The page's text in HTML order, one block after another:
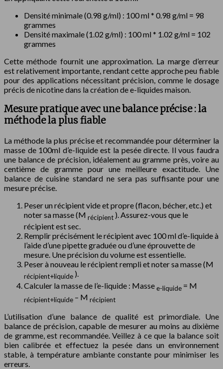
Densité minimale (0.98 g/ml) : 100 ml * 0.98 g/ml = 98
grammes
Densité maximale (1.02 g/ml) : 100 ml * 1.02 g/ml = 102
grammes
Cette méthode fournit une approximation. La marge d’erreur
est relativement importante, rendant cette approche peu fiable
pour des applications nécessitant précision, comme le dosage
précis de nicotine dans la création de e-liquides maison.
Mesure pratique avec une balance précise : la
méthode la plus fiable
La méthode la plus précise et recommandée pour déterminer la
masse de 100ml d’e-liquide est la pesée directe. Il vous faudra
une balance de précision, idéalement au gramme près, voire au
centième de gramme pour une meilleure exactitude. Une
balance de cuisine standard ne sera pas suffisante pour une
mesure précise.
Peser un récipient vide et propre (flacon, bécher, etc.) et
noter sa masse (M récipient ). Assurez-vous que le
récipient est sec.
Remplir précisément le récipient avec 100 ml d’e-liquide à
l’aide d’une pipette graduée ou d’une éprouvette de
mesure. Une précision du volume est essentielle.
Peser à nouveau le récipient rempli et noter sa masse (M
récipient+liquide ).
Calculer la masse de l’e-liquide : Massee-liquide = M
récipient+liquide – M récipient
L’utilisation d’une balance de qualité est primordiale. Une
balance de précision, capable de mesurer au moins au dixième
de gramme, est recommandée. Veillez à ce que la balance soit
bien calibrée et effectuez la pesée dans un environnement
stable, à température ambiante constante pour minimiser les
erreurs.